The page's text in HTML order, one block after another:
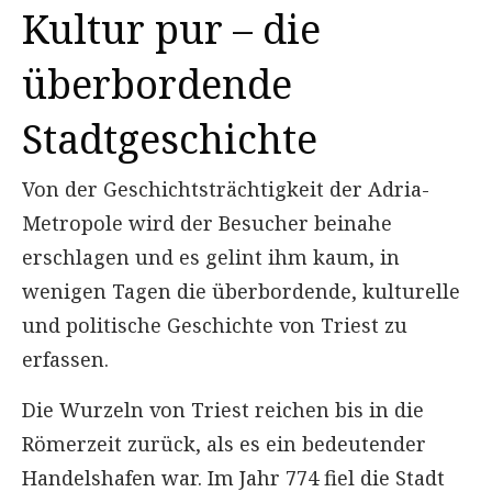
Kultur pur – die
überbordende
Stadtgeschichte
Von der Geschichtsträchtigkeit der Adria-
Metropole wird der Besucher beinahe
erschlagen und es gelint ihm kaum, in
wenigen Tagen die überbordende, kulturelle
und politische Geschichte von Triest zu
erfassen.
Die Wurzeln von Triest reichen bis in die
Römerzeit zurück, als es ein bedeutender
Handelshafen war. Im Jahr 774 fiel die Stadt